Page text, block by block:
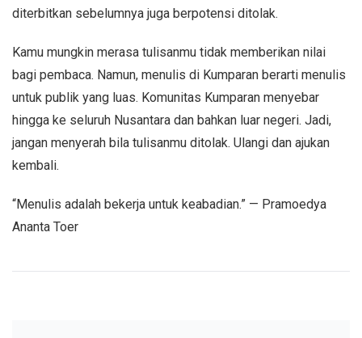
diterbitkan sebelumnya juga berpotensi ditolak.
Kamu mungkin merasa tulisanmu tidak memberikan nilai
bagi pembaca. Namun, menulis di Kumparan berarti menulis
untuk publik yang luas. Komunitas Kumparan menyebar
hingga ke seluruh Nusantara dan bahkan luar negeri. Jadi,
jangan menyerah bila tulisanmu ditolak. Ulangi dan ajukan
kembali.
“Menulis adalah bekerja untuk keabadian.” — Pramoedya
Ananta Toer